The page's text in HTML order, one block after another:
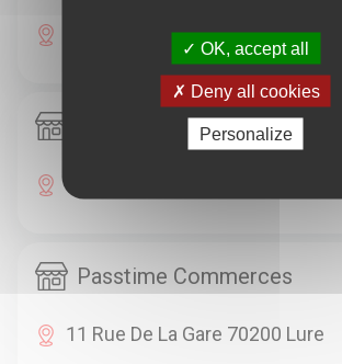
42 Avenue De La République
Passtime Commerces
Passtime Commerces
11 Rue De La Gare 70200 Lure
OK, accept all
Deny all cookies
Personalize